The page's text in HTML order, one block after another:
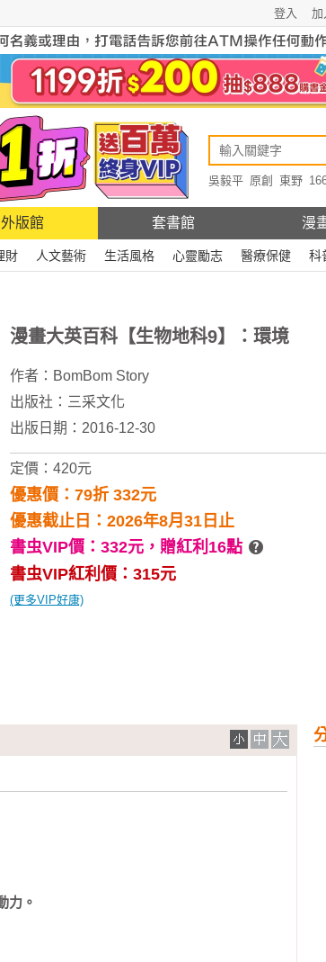
加
登入
吳毅平 原創 東野
外版館 套書館 漫
財 人文藝術 生活風格 心靈勵志 醫療保健 科
漫畫大英百科【生物地科9】：環境
作者： BomBom Story
出版社： 三采文化
出版日期：2016-12-30
定價：420元
優惠價：79折 332元
優惠截止日：2026年8月31日止
書虫VIP價：332元， 贈紅利16點
書虫VIP紅利價：315元
(更多VIP好康)
力。